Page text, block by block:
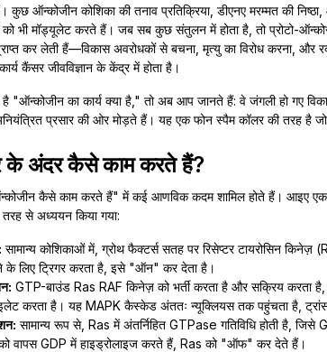
कुछ ऑन्कोजीन कोशिका की तनाव प्रतिक्रिया, डीएनए मरम्मत की
भी मॉड्यूलेट करते हैं। जब सब कुछ संतुलन में होता है, तो प्रोटो-
कर लेती हैं—विकास अवरोधकों से बचना, मृत्यु का विरोध करना, और
कैंसर जीवविज्ञान के केंद्र में होता है।
का कार्य क्या है," तो अब आप जानते हैं: वे जंगली हो गए
प्रसार की ओर मोड़ते हैं। यह एक फोन स्पैम कॉलर की तरह है
के अंदर कैसे काम करते हैं?
कैसे काम करते हैं" में कई आणविक कदम शामिल होते हैं। आइए
से अध्ययन किया गया:
सामान्य कोशिकाओं में, ग्रोथ फैक्टर्स सतह पर रिसेप्टर टायरोसिन
के लिए ट्रिगर करता है, इसे "ऑन" कर देता है।
GTP-बाउंड Ras RAF किनेज़ को भर्ती करता है और सक्रिय करता
करता है। यह MAPK कैस्केड अंततः न्यूक्लियस तक पहुंचता है,
सामान्य रूप से, Ras में अंतर्निहित GTPase गतिविधि होती है, जिसे
वापस GDP में हाइड्रोलाइज करते हैं, Ras को "ऑफ" कर देते हैं।